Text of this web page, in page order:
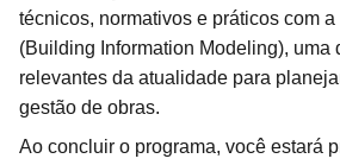
técnicos, normativos e práticos com
(Building Information Modeling), uma
relevantes da atualidade para
gestão de obras.
Ao concluir o programa, você estará